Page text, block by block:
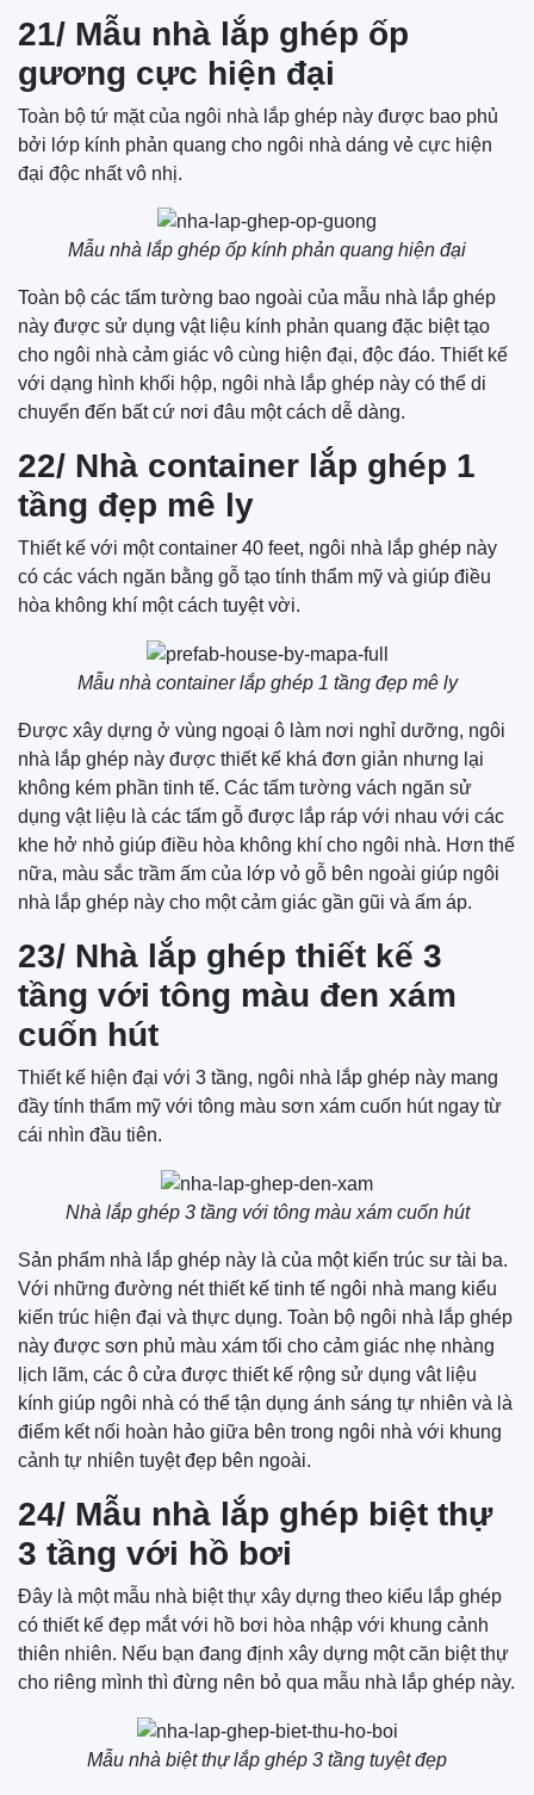
21/ Mẫu nhà lắp ghép ốp
gương cực hiện đại
Toàn bộ tứ mặt của ngôi nhà lắp ghép này được bao phủ
bởi lớp kính phản quang cho ngôi nhà dáng vẻ cực hiện
đại độc nhất vô nhị.
Mẫu nhà lắp ghép ốp kính phản quang hiện đại
Toàn bộ các tấm tường bao ngoài của mẫu nhà lắp ghép
này được sử dụng vật liệu kính phản quang đặc biệt tạo
cho ngôi nhà cảm giác vô cùng hiện đại, độc đáo. Thiết kế
với dạng hình khối hộp, ngôi nhà lắp ghép này có thể di
chuyển đến bất cứ nơi đâu một cách dễ dàng.
22/ Nhà container lắp ghép 1
tầng đẹp mê ly
Thiết kế với một container 40 feet, ngôi nhà lắp ghép này
có các vách ngăn bằng gỗ tạo tính thẩm mỹ và giúp điều
hòa không khí một cách tuyệt vời.
Mẫu nhà container lắp ghép 1 tầng đẹp mê ly
Được xây dựng ở vùng ngoại ô làm nơi nghỉ dưỡng, ngôi
nhà lắp ghép này được thiết kế khá đơn giản nhưng lại
không kém phần tinh tế. Các tấm tường vách ngăn sử
dụng vật liệu là các tấm gỗ được lắp ráp với nhau với các
khe hở nhỏ giúp điều hòa không khí cho ngôi nhà. Hơn thế
nữa, màu sắc trầm ấm của lớp vỏ gỗ bên ngoài giúp ngôi
nhà lắp ghép này cho một cảm giác gần gũi và ấm áp.
23/ Nhà lắp ghép thiết kế 3
tầng với tông màu đen xám
cuốn hút
Thiết kế hiện đại với 3 tầng, ngôi nhà lắp ghép này mang
đầy tính thẩm mỹ với tông màu sơn xám cuốn hút ngay từ
cái nhìn đầu tiên.
Nhà lắp ghép 3 tầng với tông màu xám cuốn hút
Sản phẩm nhà lắp ghép này là của một kiến trúc sư tài ba.
Với những đường nét thiết kế tinh tế ngôi nhà mang kiểu
kiến trúc hiện đại và thực dụng. Toàn bộ ngôi nhà lắp ghép
này được sơn phủ màu xám tối cho cảm giác nhẹ nhàng
lịch lãm, các ô cửa được thiết kế rộng sử dụng vât liệu
kính giúp ngôi nhà có thể tận dụng ánh sáng tự nhiên và là
điểm kết nối hoàn hảo giữa bên trong ngôi nhà với khung
cảnh tự nhiên tuyệt đẹp bên ngoài.
24/ Mẫu nhà lắp ghép biệt thự
3 tầng với hồ bơi
Đây là một mẫu nhà biệt thự xây dựng theo kiểu lắp ghép
có thiết kế đẹp mắt với hồ bơi hòa nhập với khung cảnh
thiên nhiên. Nếu bạn đang định xây dựng một căn biệt thự
cho riêng mình thì đừng nên bỏ qua mẫu nhà lắp ghép này.
Mẫu nhà biệt thự lắp ghép 3 tầng tuyệt đẹp